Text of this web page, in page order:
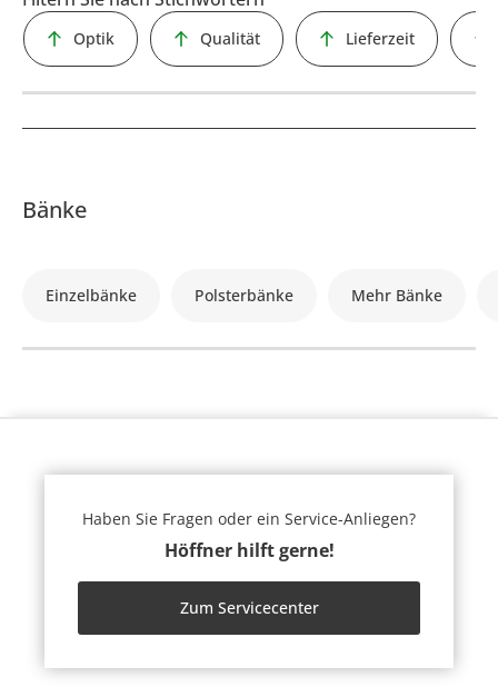
Optik Qualität Lieferzeit
Bänke
Einzelbänke Polsterbänke Mehr Bänke
Haben Sie Fragen oder ein Service-Anliegen?
Höffner hilft gerne!
Zum Servicecenter